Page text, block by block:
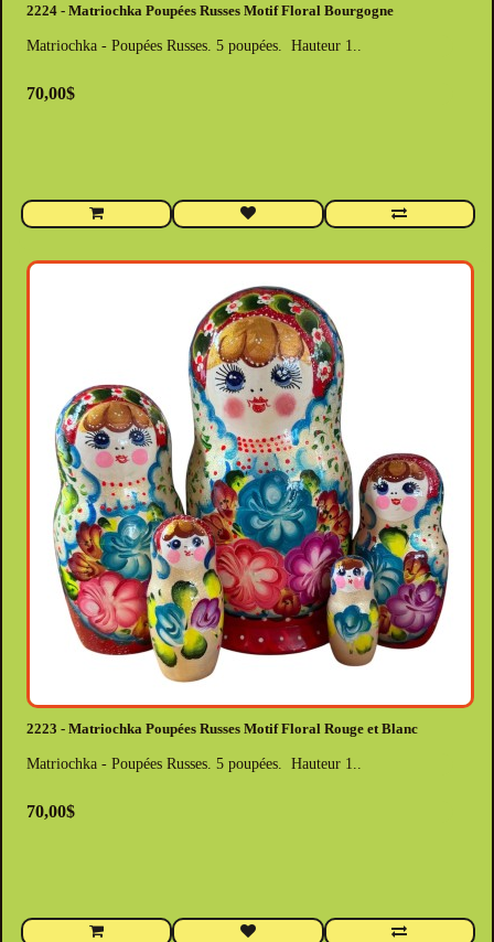
2224 - Matriochka Poupées Russes Motif Floral Bourgogne
Matriochka - Poupées Russes. 5 poupées. Hauteur 1..
70,00$
2223 - Matriochka Poupées Russes Motif Floral Rouge et Blanc
Matriochka - Poupées Russes. 5 poupées. Hauteur 1..
70,00$